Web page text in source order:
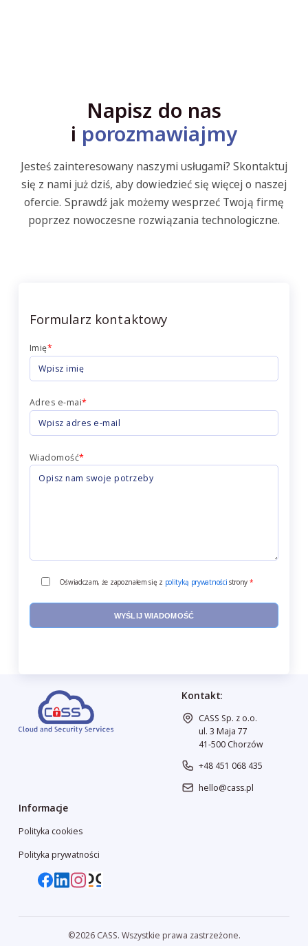
Napisz do nas
i porozmawiajmy
Jesteś zainteresowany naszymi usługami? Skontaktuj
się z nami już dziś, aby dowiedzieć się więcej o naszej
ofercie. Sprawdź jak możemy wesprzeć Twoją firmę
poprzez nowoczesne rozwiązania technologiczne.
Formularz kontaktowy
Imię*
Adres e-mai*
Wiadomość*
Oświadczam, że zapoznałem się z polityką prywatności strony *
Kontakt:
CASS Sp. z o.o.
ul. 3 Maja 77
41-500 Chorzów
+48 451 068 435
hello@cass.pl
Informacje
Polityka cookies
Polityka prywatności
©2026 CASS. Wszystkie prawa zastrzeżone.